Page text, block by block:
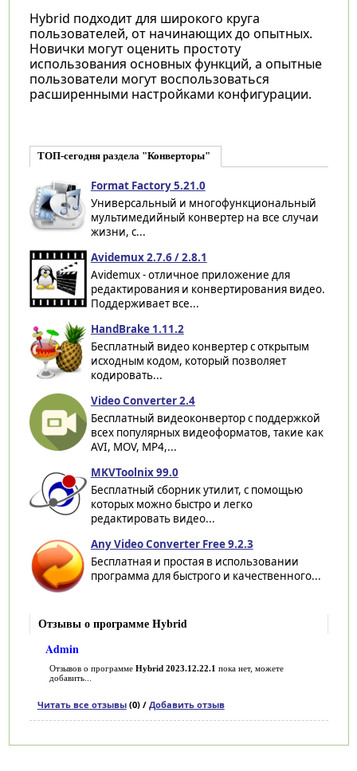
Hybrid подходит для широкого круга
пользователей, от начинающих до опытных.
Новички могут оценить простоту
использования основных функций, а опытные
пользователи могут воспользоваться
расширенными настройками конфигурации.
ТОП-сегодня раздела "Конверторы"
Format Factory 5.21.0
Универсальный и многофункциональный
мультимедийный конвертер на все случаи
жизни, с...
Avidemux 2.7.6 / 2.8.1
Avidemux - отличное приложение для
редактирования и конвертирования видео.
Поддерживает все...
HandBrake 1.11.2
Бесплатный видео конвертер с открытым
исходным кодом, который позволяет
кодировать...
Video Converter 2.4
Бесплатный видеоконвертор с поддержкой
всех популярных видеоформатов, такие как
AVI, MOV, MP4,...
MKVToolnix 99.0
Бесплатный сборник утилит, с помощью
которых можно быстро и легко
редактировать видео...
Any Video Converter Free 9.2.3
Бесплатная и простая в использовании
программа для быстрого и качественного...
Отзывы о программе Hybrid
Admin
Отзывов о программе Hybrid 2023.12.22.1 пока нет, можете
добавить...
Читать все отзывы(0) / Добавить отзыв